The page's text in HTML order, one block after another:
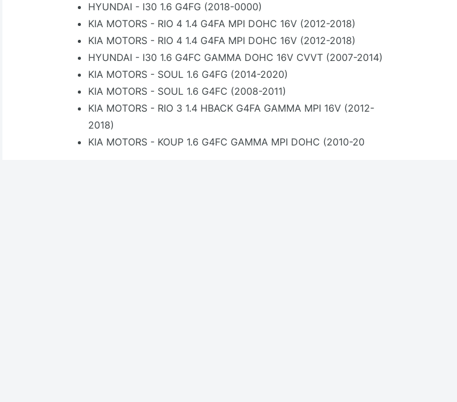
HYUNDAI - I30 1.6 G4FG (2018-0000)
KIA MOTORS - RIO 4 1.4 G4FA MPI DOHC 16V (2012-2018)
KIA MOTORS - RIO 4 1.4 G4FA MPI DOHC 16V (2012-2018)
HYUNDAI - I30 1.6 G4FC GAMMA DOHC 16V CVVT (2007-2014)
KIA MOTORS - SOUL 1.6 G4FG (2014-2020)
KIA MOTORS - SOUL 1.6 G4FC (2008-2011)
KIA MOTORS - RIO 3 1.4 HBACK G4FA GAMMA MPI 16V (2012-
2018)
KIA MOTORS - KOUP 1.6 G4FC GAMMA MPI DOHC (2010-20